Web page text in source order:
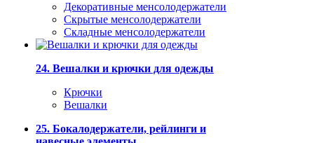
Декоративные менсолодержатели
Скрытые менсолодержатели
Складные менсолодержатели
24. Вешалки и крючки для одежды
Крючки
Вешалки
25. Бокалодержатели, рейлинги и